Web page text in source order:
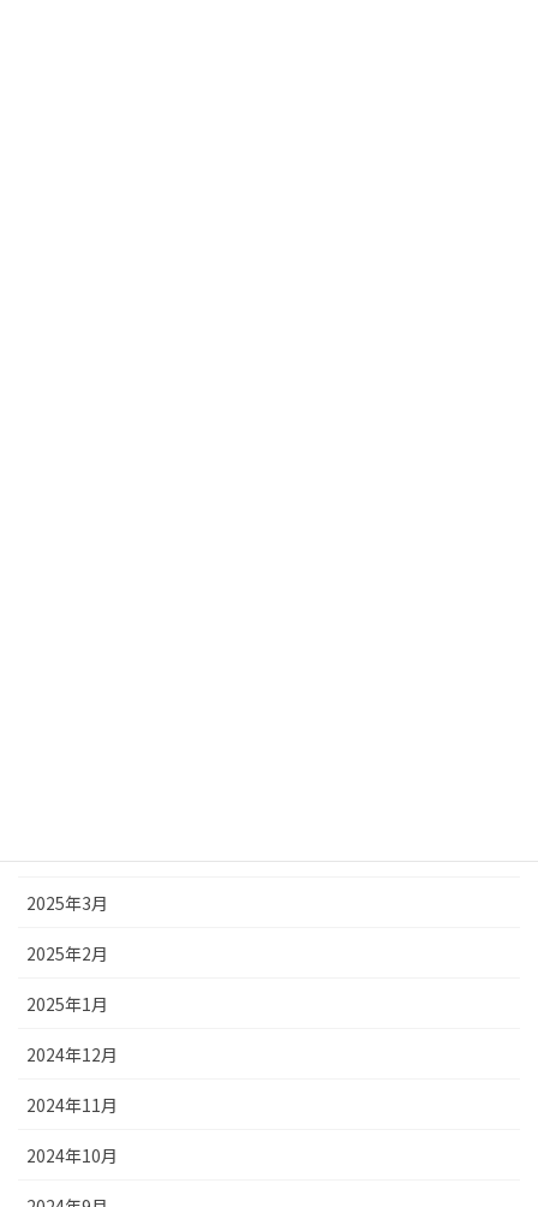
2025年3月
2025年2月
2025年1月
2024年12月
2024年11月
2024年10月